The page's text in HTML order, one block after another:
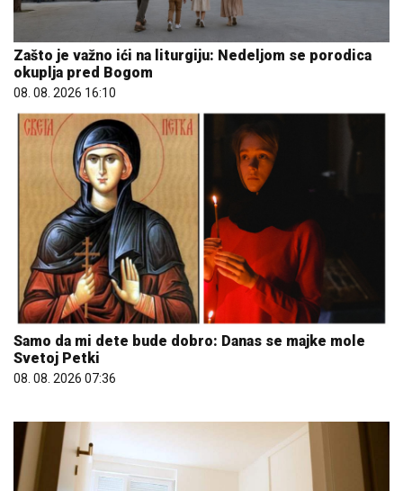
Zašto je važno ići na liturgiju: Nedeljom se porodica
okuplja pred Bogom
08. 08. 2026 16:10
Samo da mi dete bude dobro: Danas se majke mole
Svetoj Petki
08. 08. 2026 07:36